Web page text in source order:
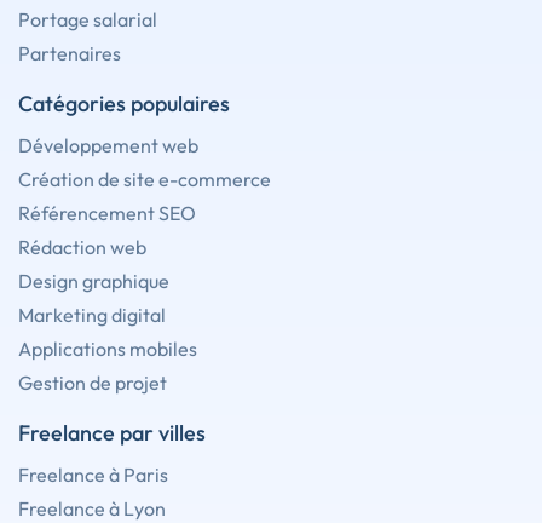
Portage salarial
Partenaires
Catégories populaires
Développement web
Création de site e-commerce
Référencement SEO
Rédaction web
Design graphique
Marketing digital
Applications mobiles
Gestion de projet
Freelance par villes
Freelance à Paris
Freelance à Lyon